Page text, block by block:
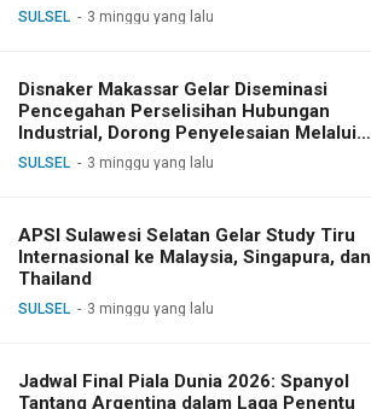
SULSEL 3 minggu yang lalu
Disnaker Makassar Gelar Diseminasi
Pencegahan Perselisihan Hubungan
Industrial, Dorong Penyelesaian Melalui
Dialog
SULSEL 3 minggu yang lalu
APSI Sulawesi Selatan Gelar Study Tiru
Internasional ke Malaysia, Singapura, dan
Thailand
SULSEL 3 minggu yang lalu
Jadwal Final Piala Dunia 2026: Spanyol
Tantang Argentina dalam Laga Penentu